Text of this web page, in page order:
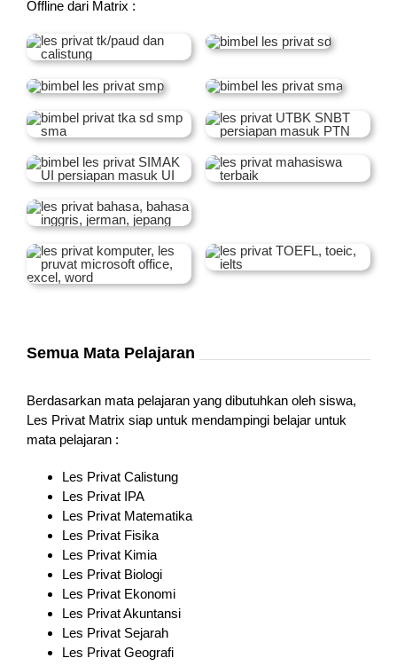
Offline dari Matrix :
Semua Mata Pelajaran
Berdasarkan mata pelajaran yang dibutuhkan oleh siswa,
Les Privat Matrix siap untuk mendampingi belajar untuk
mata pelajaran :
Les Privat Calistung
Les Privat IPA
Les Privat Matematika
Les Privat Fisika
Les Privat Kimia
Les Privat Biologi
Les Privat Ekonomi
Les Privat Akuntansi
Les Privat Sejarah
Les Privat Geografi